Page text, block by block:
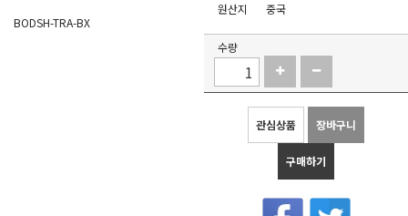
BODSH-TRA-BX
원산지
중국
수량
관심상품 장바구니
구매하기